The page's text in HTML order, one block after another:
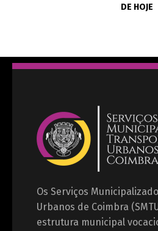
DE HOJE
Os Serviços
Urbanos de Coimbra
estrutura municipal